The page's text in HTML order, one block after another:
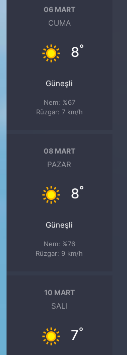
06 MART
CUMA
8°
Güneşli
Nem: %67
Rüzgar: 7 km/h
08 MART
PAZAR
8°
Güneşli
Nem: %76
Rüzgar: 9 km/h
10 MART
SALI
7°